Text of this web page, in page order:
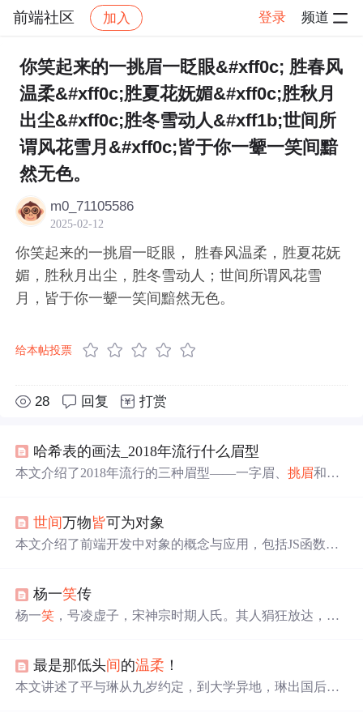
前端社区 加入 登录 频道
社区 前端社区 感慨 帖子详情
你笑起来的一挑眉一眨眼&#xff0c; 胜春风
温柔&#xff0c;胜夏花妩媚&#xff0c;胜秋月
出尘&#xff0c;胜冬雪动人&#xff1b;世间所
谓风花雪月&#xff0c;皆于你一颦一笑间黯
然无色。
m0_71105586
2025-02-12
你笑起来的一挑眉一眨眼， 胜春风温柔，胜夏花妩
媚，胜秋月出尘，胜冬雪动人；世间所谓风花雪
月，皆于你一颦一笑间黯然无色。
给本帖投票
28 回复 打赏
哈希表的画法_2018年流行什么眉型
本文介绍了2018年流行的三种眉型——一字眉、挑眉和下
垂弯眉适合方脸，能弱化硬朗轮廓。每种眉型的画法都详
细阐述，包括使用工具和技巧，帮助读者打造理想妆容。
世间万物皆可为对象
本文介绍了前端开发中对象的概念与应用，包括JS函数对
杨一笑传
杨一笑 ，号凌虚子，宋神宗时期人氏。其人狷狂放达，行
之卒。
最是那低头间 的温柔 ！
本文讲述了平与琳从九岁约定，到大学异地，琳出国后平